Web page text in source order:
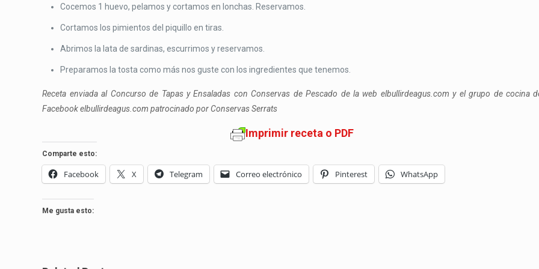
Cocemos 1 huevo, pelamos y cortamos en lonchas. Reservamos.
Cortamos los pimientos del piquillo en tiras.
Abrimos la lata de sardinas, escurrimos y reservamos.
Preparamos la tosta como más nos guste con los ingredientes que tenemos.
Receta enviada al Concurso de Tapas y Ensaladas con Conservas de Pescado de la web elbullirdeagus.com y el grupo de cocina
Facebook elbullirdeagus.com patrocinado por Conservas Serrats
Imprimir receta o PDF
Comparte esto:
Facebook X Telegram Correo electrónico Pinterest WhatsApp
Me gusta esto: